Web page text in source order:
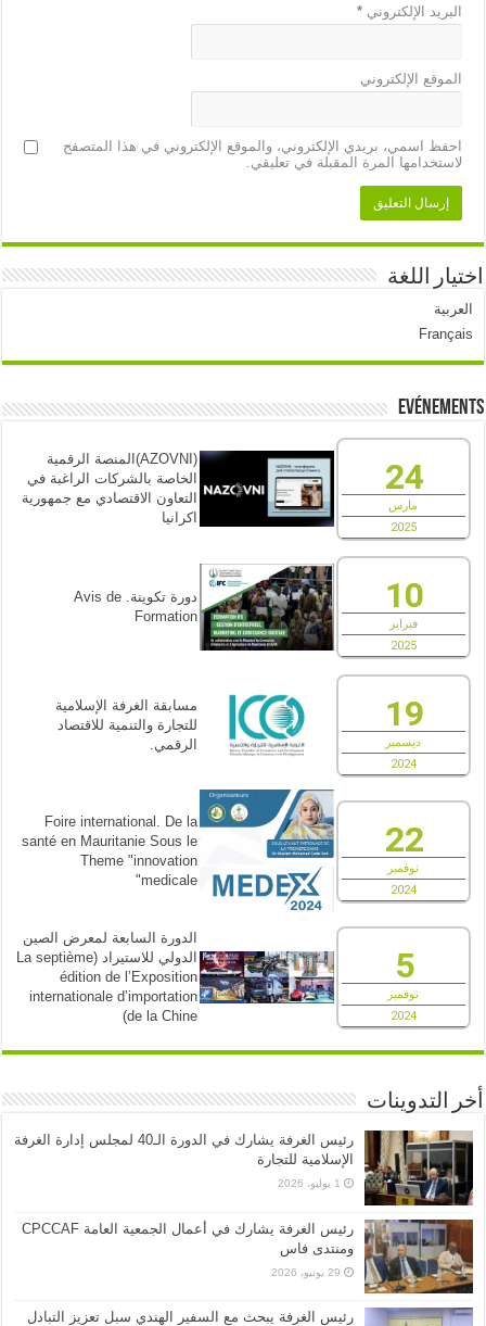
البريد الإلكتروني*
الموقع الإلكتروني
احفظ اسمي، بريدي الإلكتروني، والموقع الإلكتروني في هذا المتصفح
لاستخدامها المرة المقبلة في تعليقي.
اختيار اللغة
العربية
Français
Evénements
24
مارس
2025
(AZOVNI)المنصة الرقمية
الخاصة بالشركات الراغبة في
التعاون الاقتصادي مع جمهورية
اكرانيا
10
فبراير
2025
دورة تكوينة. Avis de
Formation
19
ديسمبر
2024
مسابقة الغرفة الإسلامية
للتجارة والتنمية للاقتصاد
الرقمي.
22
نوفمبر
2024
Foire international. De la
santé en Mauritanie Sous le
Theme "innovation
medicale"
5
نوفمبر
2024
الدورة السابعة لمعرض الصين
الدولي للاستيراد (La septième
édition de l’Exposition
internationale d’importation
de la Chine)
أخر التدوينات
رئيس الغرفة يشارك في الدورة الـ40 لمجلس إدارة الغرفة
الإسلامية للتجارة
1 يوليو، 2026
رئيس الغرفة يشارك في أعمال الجمعية العامة CPCCAF
ومنتدى فاس
29 يونيو، 2026
رئيس الغرفة يبحث مع السفير الهندي سبل تعزيز التبادل